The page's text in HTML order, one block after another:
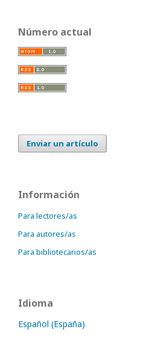
Número actual
Enviar un artículo
Información
Para lectores/as
Para autores/as
Para bibliotecarios/as
Idioma
Español (España)